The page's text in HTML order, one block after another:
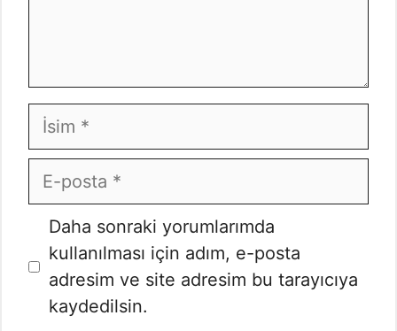
İsim
E-
posta
İnternet
sitesi
Daha sonraki yorumlarımda
kullanılması için adım, e-posta
adresim ve site adresim bu tarayıcıya
kaydedilsin.